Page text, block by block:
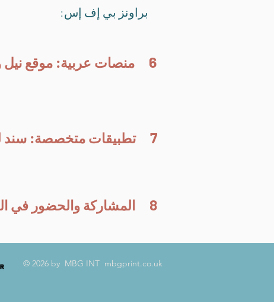
:براونز بي إف إس
6 منصات عربية: موقع نيل
7 تطبيقات متخصصة: سند
8 المشاركة‭ ‬والحضور في‭ ‬المعارض‭ ‬الدولية ‬للكتاب
© 2026 by MBG INT mbgprint.co.uk